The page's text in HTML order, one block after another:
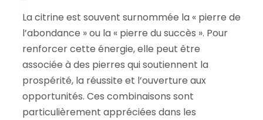
La citrine est souvent surnommée la « pierre de
l’abondance » ou la « pierre du succès ». Pour
renforcer cette énergie, elle peut être
associée à des pierres qui soutiennent la
prospérité, la réussite et l’ouverture aux
opportunités. Ces combinaisons sont
particulièrement appréciées dans les